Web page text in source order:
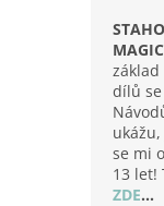
základ
dílů se
se mi
13 let!
ZDE...